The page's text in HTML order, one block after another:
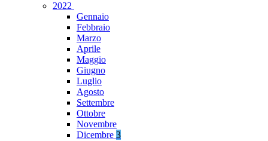
2022
Gennaio
Febbraio
Marzo
Aprile
Maggio
Giugno
Luglio
Agosto
Settembre
Ottobre
Novembre
Dicembre 3